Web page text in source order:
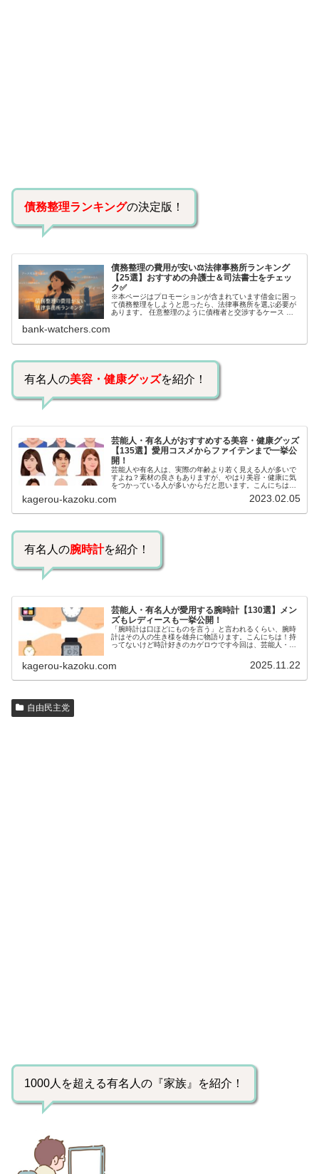
債務整理ランキングの決定版！
債務整理の費用が安い⚖️法律事務所ランキング
【25選】おすすめの弁護士＆司法書士をチェッ
ク✅
※本ページはプロモーションが含まれています借金に困っ
て債務整理をしようと思ったら、法律事務所を選ぶ必要が
あります。 任意整理のように債権者と交渉するケース 自
bank-watchers.com
有名人の美容・健康グッズを紹介！
芸能人・有名人がおすすめする美容・健康グッズ
【135選】愛用コスメからファイテンまで一挙公
開！
芸能人や有名人は、実際の年齢より若く見える人が多いで
すよね？素材の良さもありますが、やはり美容・健康に気
をつかっている人が多いからだと思います。こんにちは！
いるのでしょうか？今回は、芸能人…
kagerou-kazoku.com 2023.02.05
有名人の腕時計を紹介！
芸能人・有名人が愛用する腕時計【130選】メン
ズもレディースも一挙公開！
「腕時計は口ほどにものを言う」と言われるくらい、腕時
計はその人の生き様を雄弁に物語ります。こんにちは！持
ってないけど時計好きのカゲロウです今回は、芸能人・有
kagerou-kazoku.com 2025.11.22
自由民主党
1000人を超える有名人の『家族』を紹介！